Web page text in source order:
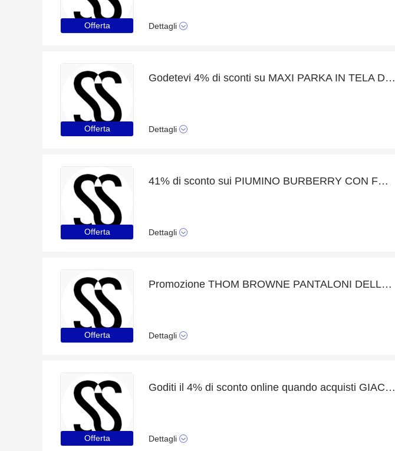
Offerta Dettagli
Offerta
Godetevi 4% di sconti su MAXI PARKA IN TELA DI RAF SIMONS e fino al 15% di sconto sugli altri
Dettagli
Offerta
41% di sconto sui PIUMINO BURBERRY CON FODERA A QUADRI, ecc.
Dettagli
Offerta
Promozione THOM BROWNE PANTALONI DELLA TUTA RIPSTOP A RIGHE RWB del fine settimana
Dettagli
Offerta
Goditi il 4% di sconto online quando acquisti GIACCA REVERSIBILE REPLICA MAISON MARGIELA
Dettagli